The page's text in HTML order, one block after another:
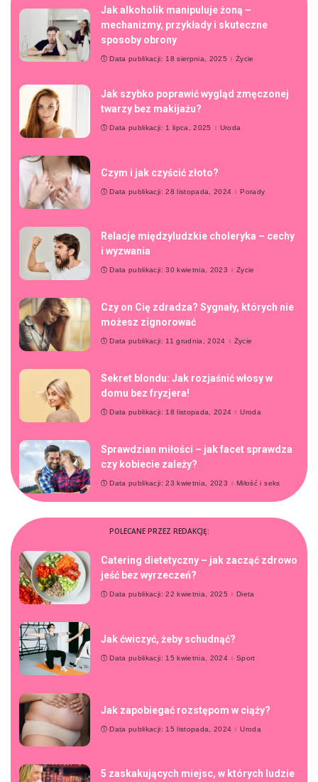
Jak alkoholik manipuluje żoną –
mechanizmy, przykłady i skuteczne
sposoby obrony
Data publikacji: 18 sierpnia, 2025 Życie
Jak szybko poprawić wygląd zmęczonej
twarzy bez makijażu?
Data publikacji: 1 lipca, 2025 Uroda
Czym i jak czyścić złoto?
Data publikacji: 28 listopada, 2024 Porady
Relacje międzyludzkie choleryka – cechy
i wyzwania
Data publikacji: 30 kwietnia, 2023 Życie
Czy on Cię zdradza? Sygnały, których nie
możesz zignorować
Data publikacji: 11 grudnia, 2024 Życie
Sekret blondu: Jak rozjaśnić włosy w
domu bez fryzjera!
Data publikacji: 18 listopada, 2024 Uroda
Sprawdzian miłości – jak facet sprawdza
czy kobiecie zależy?
Data publikacji: 23 kwietnia, 2023 Miłość i seks
POLECANE PRZEZ REDAKCJĘ:
Catering dietetyczny – jak zacząć zdrowo
jeść bez wyrzeczeń?
Data publikacji: 22 kwietnia, 2025 Dieta
Jak ćwiczyć, żeby schudnąć?
Data publikacji: 15 kwietnia, 2024 Sport
Jak zapobiegać rozstępom w ciąży?
Data publikacji: 15 listopada, 2024 Uroda
5 zaskakujących miejsc, w których ludzie